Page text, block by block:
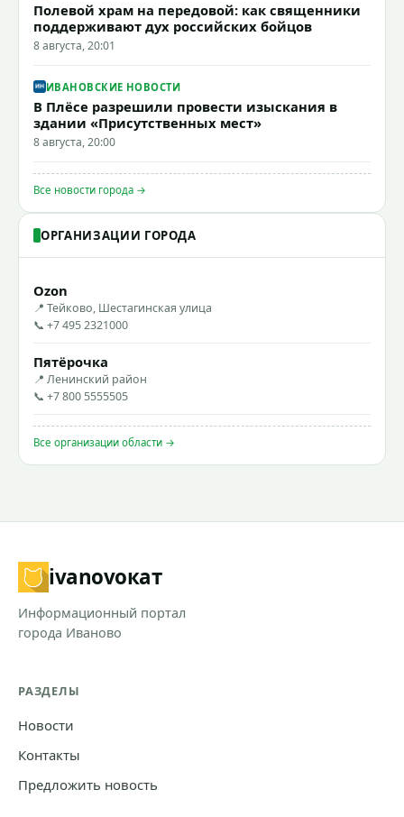
Полевой храм на передовой: как священники
поддерживают дух российских бойцов
8 августа, 20:01
ИВАНОВСКИЕ НОВОСТИ
В Плёсе разрешили провести изыскания в
здании «Присутственных мест»
8 августа, 20:00
Все новости города →
ОРГАНИЗАЦИИ ГОРОДА
Ozon
📍 Тейково, Шестагинская улица
📞 +7 495 2321000
Пятёрочка
📍 Ленинский район
📞 +7 800 5555505
Все организации области →
ivanovoкат
Информационный портал
города Иваново
РАЗДЕЛЫ
Новости
Контакты
Предложить новость